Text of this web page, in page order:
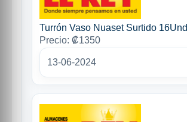
Turrón Vaso Nuaset Surtido 16Und
Precio: ₡1350
13-06-2024